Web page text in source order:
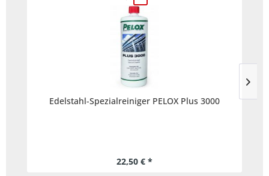
Edelstahl-Spezialreiniger PELOX Plus 3000
22,50 € *